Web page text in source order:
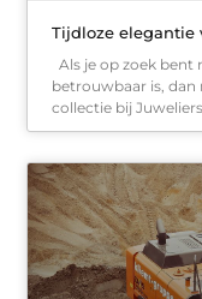
Tijdloze elegantie
Als je op zoek bent
betrouwbaar is, dan
collectie bij